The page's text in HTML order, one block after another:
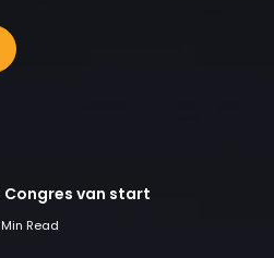
van start
Min Read